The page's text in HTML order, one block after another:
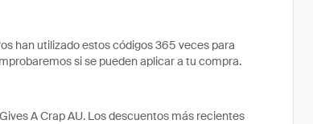
han utilizado estos códigos 365 veces para
si se pueden aplicar a tu compra.
A Crap AU. Los descuentos más recientes